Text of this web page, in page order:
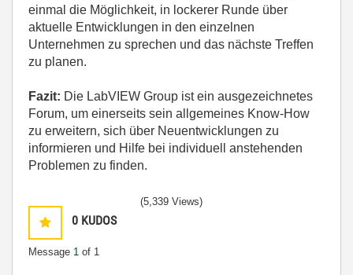
einmal die Möglichkeit, in lockerer Runde über
aktuelle Entwicklungen in den einzelnen
Unternehmen zu sprechen und das nächste Treffen
zu planen.
Fazit: Die LabVIEW Group ist ein ausgezeichnetes
Forum, um einerseits sein allgemeines Know-How
zu erweitern, sich über Neuentwicklungen zu
informieren und Hilfe bei individuell anstehenden
Problemen zu finden.
0 KUDOS
Message 1 of 1
(5,339 Views)